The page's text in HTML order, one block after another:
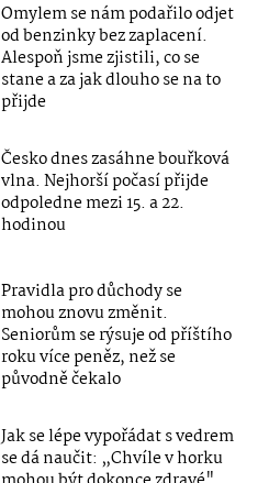
Omylem se nám podařilo odjet
od benzinky bez zaplacení.
Alespoň jsme zjistili, co se
stane a za jak dlouho se na to
přijde
Česko dnes zasáhne bouřková
vlna. Nejhorší počasí přijde
odpoledne mezi 15. a 22.
hodinou
Pravidla pro důchody se
mohou znovu změnit.
Seniorům se rýsuje od příštího
roku více peněz, než se
původně čekalo
Jak se lépe vypořádat s vedrem
se dá naučit: „Chvíle v horku